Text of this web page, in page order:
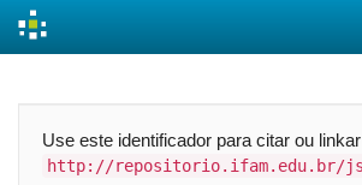
Use este identificador para citar ou
http://repositorio.ifam.edu.br/